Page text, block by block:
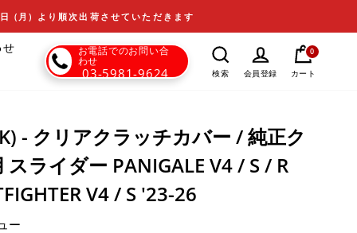
(月) より順次出荷させていただきます
お電話でのお問い合
わせ
03-5981-9624 検索 会員登録 カート
0
- クリアクラッチカバー / 純正ク
ライダー PANIGALE V4 / S / R
V4 / S '23-26
ー